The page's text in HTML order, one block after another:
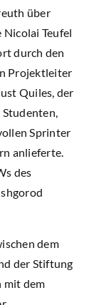
über
Teufel
durch den
Projektleiter
Quiles, der
Sprinter
anlieferte.
des
dem
der Stiftung
mit dem